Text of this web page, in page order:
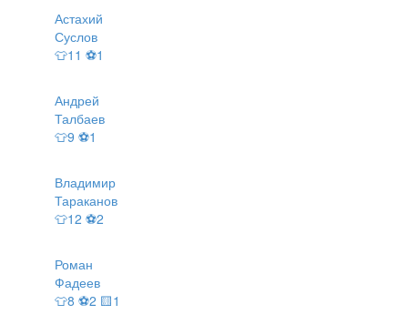
Астахий
Суслов
👕11 ⚽1
Андрей
Талбаев
👕9 ⚽1
Владимир
Тараканов
👕12 ⚽2
Роман
Фадеев
👕8 ⚽2 🟨1